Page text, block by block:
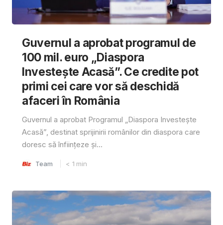
Guvernul a aprobat programul de
100 mil. euro „Diaspora
Investește Acasă”. Ce credite pot
primi cei care vor să deschidă
afaceri în România
Guvernul a aprobat Programul „Diaspora Investește
Acasă”, destinat sprijinirii românilor din diaspora care
doresc să înființeze și...
Team < 1 min